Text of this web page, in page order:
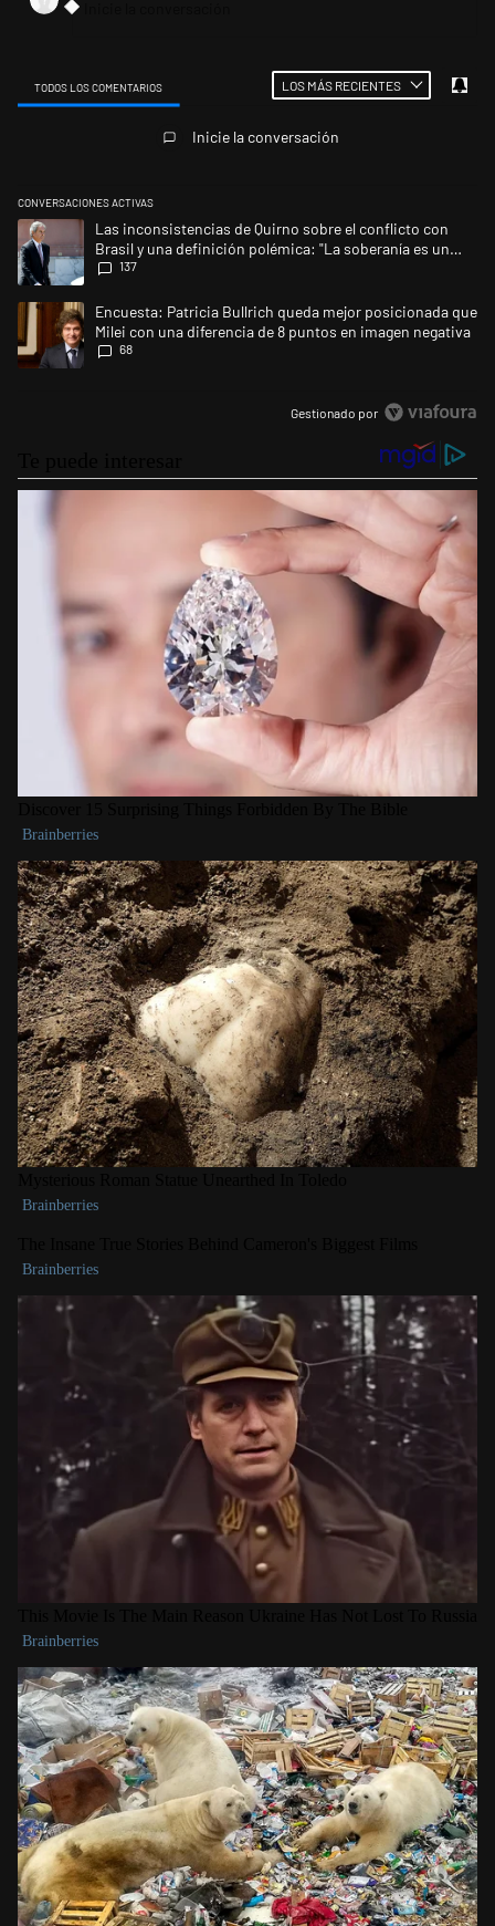
TODOS LOS COMENTARIOS LOS MÁS RECIENTES
Inicie la conversación
CONVERSACIONES ACTIVAS
Este listado muestra los artículos con más comentarios en los últimos
Un artículo de tendencia con el título "Las inconsistencias de Quirno
Las inconsistencias de Quirno sobre el conflicto con
Brasil y una definición polémica: "La soberanía es un
concepto antiguo"
137
Un artículo de tendencia con el título "Encuesta: Patricia Bullrich
Encuesta: Patricia Bullrich queda mejor posicionada que
Milei con una diferencia de 8 puntos en imagen negativa
68
Gestionado por